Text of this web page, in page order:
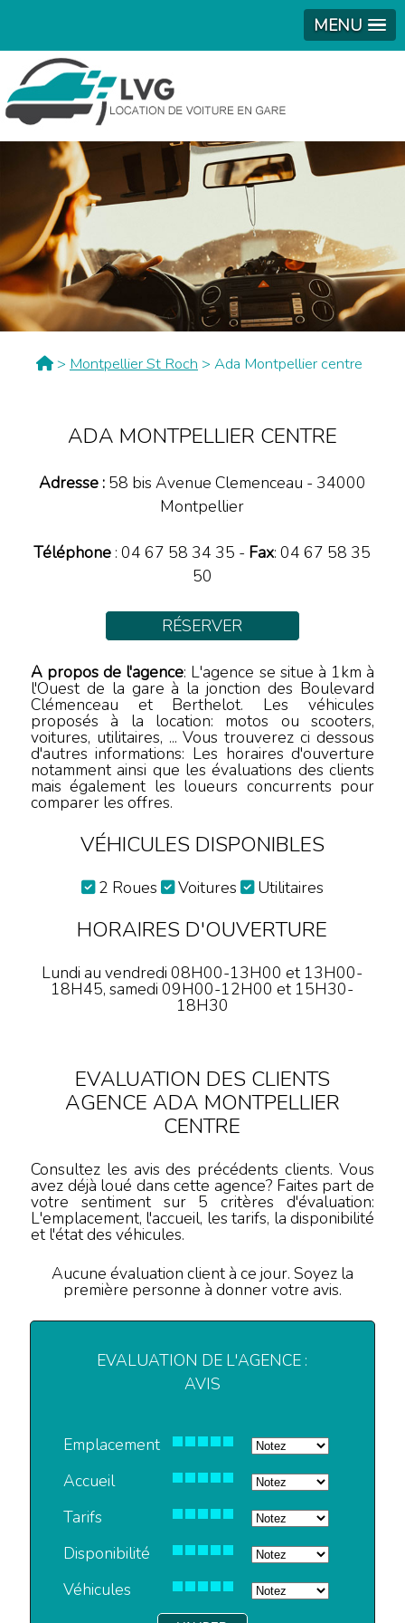
MENU
> Montpellier St Roch > Ada Montpellier centre
ADA MONTPELLIER CENTRE
Adresse : 58 bis Avenue Clemenceau - 34000
Montpellier
Téléphone :04 67 58 34 35 - Fax: 04 67 58 35
50
RÉSERVER
A propos de l'agence: L'agence se situe à 1km à
l'Ouest de la gare à la jonction des Boulevard
Clémenceau et Berthelot. Les véhicules
proposés à la location: motos ou scooters,
voitures, utilitaires, ... Vous trouverez ci dessous
d'autres informations: Les horaires d'ouverture
notamment ainsi que les évaluations des clients
mais également les loueurs concurrents pour
comparer les offres.
VÉHICULES DISPONIBLES
2 Roues Voitures Utilitaires
HORAIRES D'OUVERTURE
Lundi au vendredi 08H00-13H00 et 13H00-
18H45, samedi 09H00-12H00 et 15H30-
18H30
EVALUATION DES CLIENTS
AGENCE ADA MONTPELLIER
CENTRE
Consultez les avis des précédents clients. Vous
avez déjà loué dans cette agence? Faites part de
votre sentiment sur 5 critères d'évaluation:
L'emplacement, l'accueil, les tarifs, la disponibilité
et l'état des véhicules.
Aucune évaluation client à ce jour. Soyez la
première personne à donner votre avis.
EVALUATION DE L'AGENCE :
AVIS
Emplacement
Accueil
Tarifs
Disponibilité
Véhicules